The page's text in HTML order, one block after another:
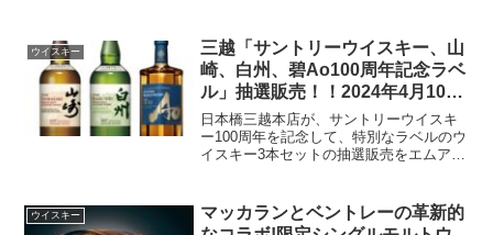
連携が必要です。受付期間2024年5月1日
10時から5月...
ウイスキー
三越「サントリーウイスキー、山
崎、白州、碧Ao100周年記念ラベ
ル」抽選販売！！2024年4月10日
10時から4月16日19時30分まで
日本橋三越本店が、サントリーウイスキ
ー100周年を記念して、特別なラベルのウ
イスキー3本セットの抽選販売をエムアイ
19時30分まで、三越伊勢丹アプリを通じ
て...
ウイスキー
マッカランとベントレーの革新的